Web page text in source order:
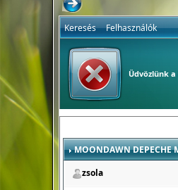
Keresés Felhasználók
Üdvözlünk
MOONDAWN DEPECHE
zsola